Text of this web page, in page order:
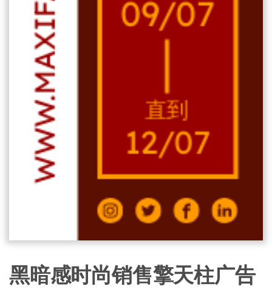
黑暗感时尚销售擎天柱广告